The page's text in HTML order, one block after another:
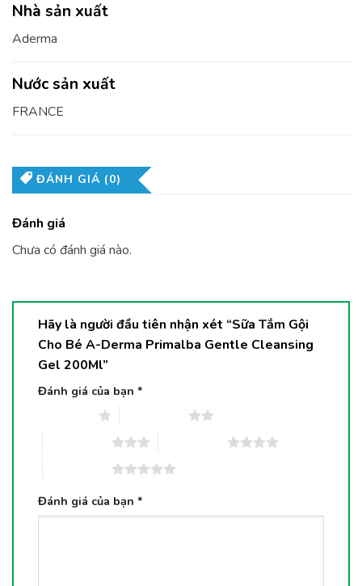
Nhà sản xuất
Aderma
Nước sản xuất
FRANCE
ĐÁNH GIÁ (0)
Đánh giá
Chưa có đánh giá nào.
Hãy là người đầu tiên nhận xét “Sữa Tắm Gội
Cho Bé A-Derma Primalba Gentle Cleansing
Gel 200Ml”
Đánh giá của bạn *
Đánh giá của bạn *